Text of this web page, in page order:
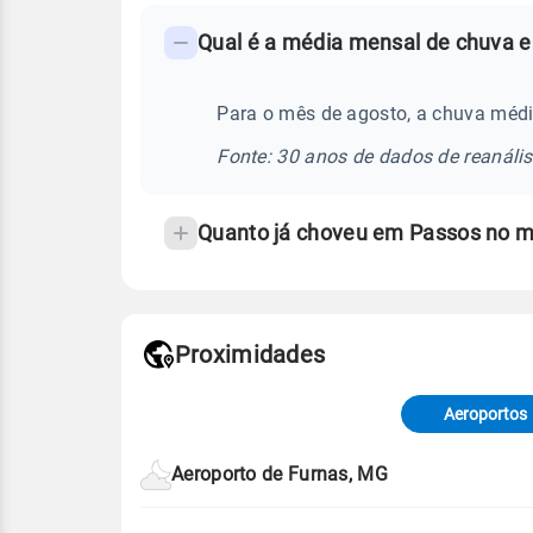
frequentes
temperatura
Qual é a média mensal de chuva
Para o mês de agosto, a chuva
Fonte: 30 anos de dados de
Quanto já choveu em Passos no
de Tempo e Estudos Climáticos
Proximidades
Aeroportos
Aeroporto de Furnas, MG